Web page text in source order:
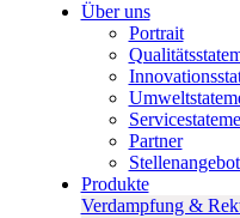
Über uns
Portrait
Partner
Produkte
Verdampfung &